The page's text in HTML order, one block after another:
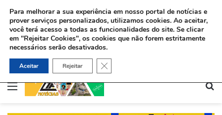
Menu
Para melhorar a sua experiência em nosso portal de notícias e
prover serviços personalizados, utilizamos cookies. Ao aceitar,
você terá acesso a todas as funcionalidades do site. Se clicar
em "Rejeitar Cookies", os cookies que não forem estritamente
necessários serão desativados.
Aceitar Rejeitar Close GDPR Cookie Banner